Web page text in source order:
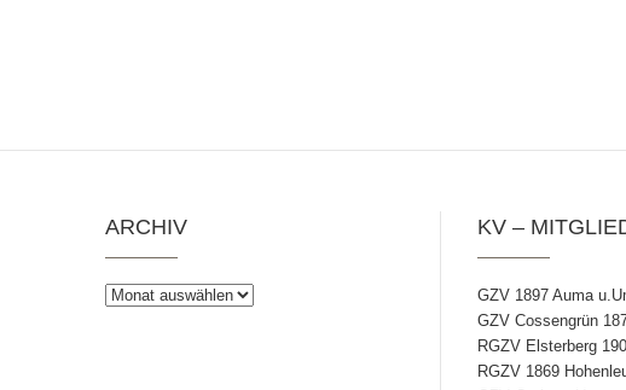
ARCHIV
Archiv
KV –
GZV 1897 Auma
GZV Cossengrün
RGZV Elsterberg
RGZV 1869